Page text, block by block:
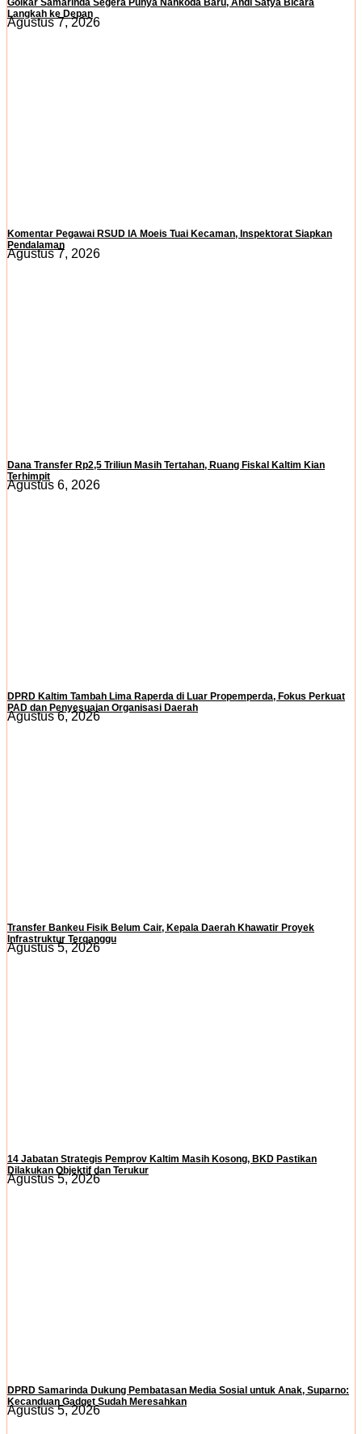
Golkar Samarinda Segera Punya Nahkoda Baru, Andi Satya Bicara
Langkah ke Depan
Agustus 7, 2026
Komentar Pegawai RSUD IA Moeis Tuai Kecaman, Inspektorat Siapkan
Pendalaman
Agustus 7, 2026
Dana Transfer Rp2,5 Triliun Masih Tertahan, Ruang Fiskal Kaltim Kian
Terhimpit
Agustus 6, 2026
DPRD Kaltim Tambah Lima Raperda di Luar Propemperda, Fokus Perkuat
PAD dan Penyesuaian Organisasi Daerah
Agustus 6, 2026
Transfer Bankeu Fisik Belum Cair, Kepala Daerah Khawatir Proyek
Infrastruktur Terganggu
Agustus 5, 2026
14 Jabatan Strategis Pemprov Kaltim Masih Kosong, BKD Pastikan
Dilakukan Objektif dan Terukur
Agustus 5, 2026
DPRD Samarinda Dukung Pembatasan Media Sosial untuk Anak, Suparno:
Kecanduan Gadget Sudah Meresahkan
Agustus 5, 2026